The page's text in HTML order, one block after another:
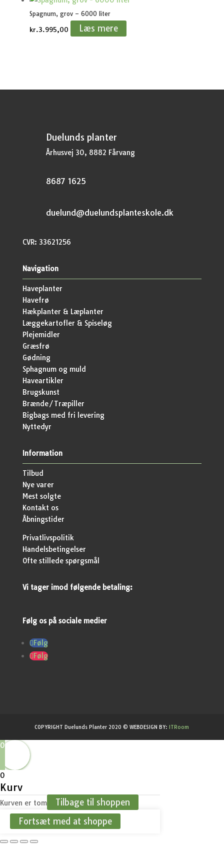
Spagnum, grov – 6000 liter
kr.3.995,00 Læs mere
Duelunds planter
Århusvej 30, 8882 Fårvang
8687 1625
duelund@duelundsplanteskole.dk
CVR: 33621256
Navigation
Haveplanter
Havefrø
Hækplanter & Læplanter
Læggekartofler & Spiseløg
Plejemidler
Græsfrø
Gødning
Sphagnum og muld
Haveartikler
Brugskunst
Brænde/Træpiller
Bigbags med fri levering
Nyttedyr
Information
Tilbud
Nye varer
Mest solgte
Kontakt os
Åbningstider
Privatlivspolitik
Handelsbetingelser
Ofte stillede spørgsmål
Vi tager imod følgende betaling:
Følg os på sociale medier
Følg
Følg
COPYRIGHT Duelunds Planter 2020 © WEBDESIGN BY:ITRoom
0
0
Kurv
Kurven er tom
Tilbage til shoppen
Fortsæt med at shoppe